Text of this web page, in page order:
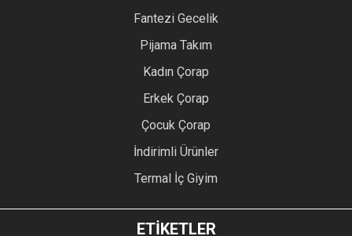
Fantezi Gecelik
Pijama Takım
Kadın Çorap
Erkek Çorap
Çocuk Çorap
İndirimli Ürünler
Termal İç Giyim
ETİKETLER